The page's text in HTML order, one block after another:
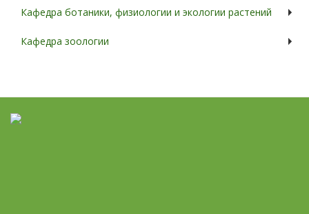
Кафедра ботаники, физиологии и экологии растений
Кафедра зоологии